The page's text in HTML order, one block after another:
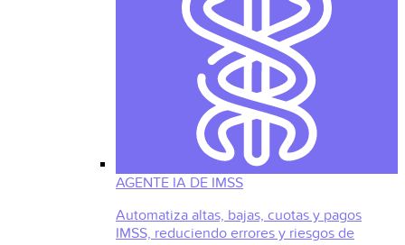
AGENTE IA DE IMSS
Automatiza altas, bajas, cuotas y pagos
IMSS, reduciendo errores y riesgos de